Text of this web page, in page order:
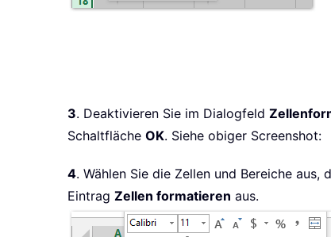
3. Deaktivieren Sie im Dialogfeld
Schaltfläche OK. Siehe obiger Screenshot:
4. Wählen Sie die Zellen und Bereiche
Eintrag Zellen formatieren aus.